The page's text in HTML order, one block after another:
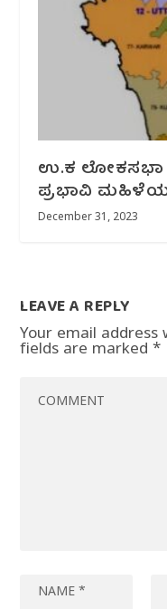
ಉ‌.ಕ ಲೋಕಸಭಾ
ಪ್ರಭಾವಿ‌‌
December 31, 2023
LEAVE A REPLY
Your email address
fields are marked*